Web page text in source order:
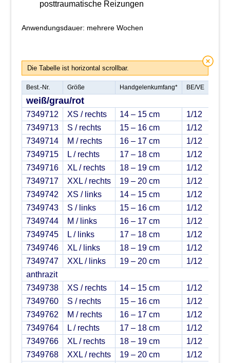
posttraumatische Reizungen
Anwendungsdauer: mehrere Wochen
Die Tabelle ist horizontal scrollbar.
Best.-Nr. Größe Handgelenkumfang* BE/VE
weiß/grau/rot
7349712 XS / rechts 14 – 15 cm 1/12
7349713
S / rechts 15 – 16 cm 1/12
7349714
M / rechts 16 – 17 cm 1/12
7349715
L / rechts 17 – 18 cm 1/12
7349716
XL / rechts 18 – 19 cm 1/12
7349717
XXL / rechts 19 – 20 cm 1/12
7349742
XS / links 14 – 15 cm 1/12
7349743
S / links 15 – 16 cm 1/12
7349744
M / links 16 – 17 cm 1/12
7349745
L / links 17 – 18 cm 1/12
7349746
XL / links 18 – 19 cm 1/12
7349747
XXL / links 19 – 20 cm 1/12
anthrazit
7349738
XS / rechts 14 – 15 cm 1/12
7349760
S / rechts 15 – 16 cm 1/12
7349762
M / rechts 16 – 17 cm 1/12
7349764
L / rechts 17 – 18 cm 1/12
7349766
XL / rechts 18 – 19 cm 1/12
7349768
XXL / rechts 19 – 20 cm 1/12